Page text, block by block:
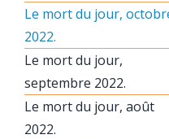
Le mort du jour,
2022.
Le mort du jour,
septembre 2022.
Le mort du jour, août
2022.